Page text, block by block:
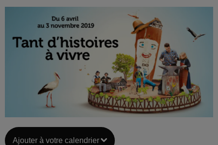
Ajouter à votre calendrier